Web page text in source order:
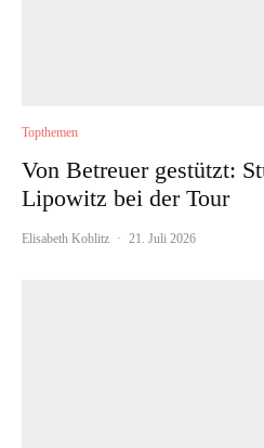
Topthemen
Von Betreuer gestützt:
Lipowitz bei der Tour
Elisabeth Koblitz · 21. Juli 2026